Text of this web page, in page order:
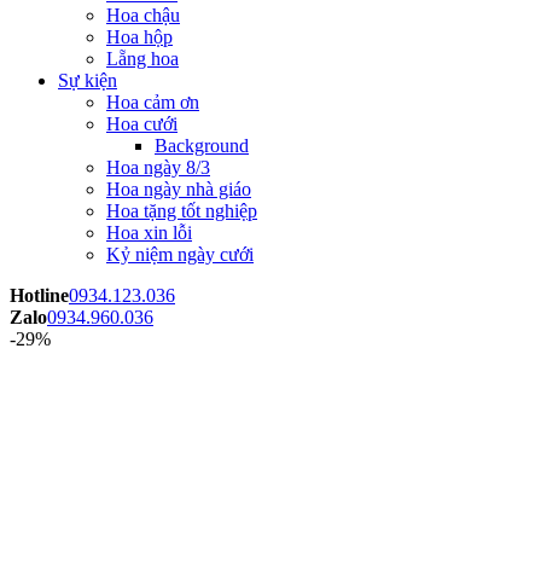
Hoa chậu
Hoa hộp
Lẵng hoa
Sự kiện
Hoa cảm ơn
Hoa cưới
Background
Hoa ngày 8/3
Hoa ngày nhà giáo
Hoa tặng tốt nghiệp
Hoa xin lỗi
Kỷ niệm ngày cưới
Hotline0934.123.036
Zalo0934.960.036
-29%